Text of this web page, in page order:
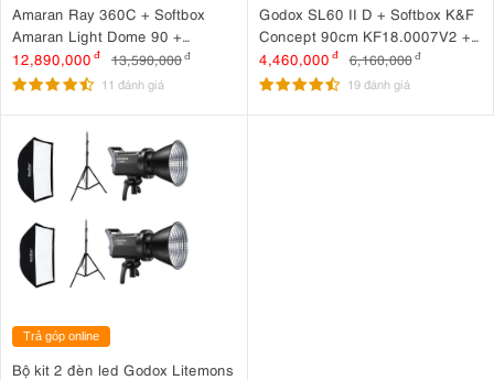
Amaran Ray 360C + Softbox
Amaran Light Dome 90 +
Amaran 2.8m
12,890,000 đ 13,590,000đ
11 đánh giá
Godox SL60 II D + Softbox K&F
Concept 90cm KF18.0007V2 +
Chân MD - 240A
4,460,000 đ 6,160,000 đ
19 đánh giá
Trả góp online
Bộ kit 2 đèn led Godox Litemons